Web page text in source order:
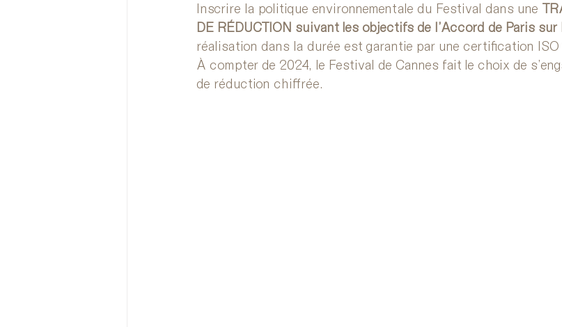
Inscrire la politique environnementale du Festival dans une
DE RÉDUCTION suivant les objectifs de l’Accord de Paris
réalisation dans la durée est garantie par une certification ISO
À compter de 2024, le Festival de Cannes fait le choix de
de réduction chiffrée.